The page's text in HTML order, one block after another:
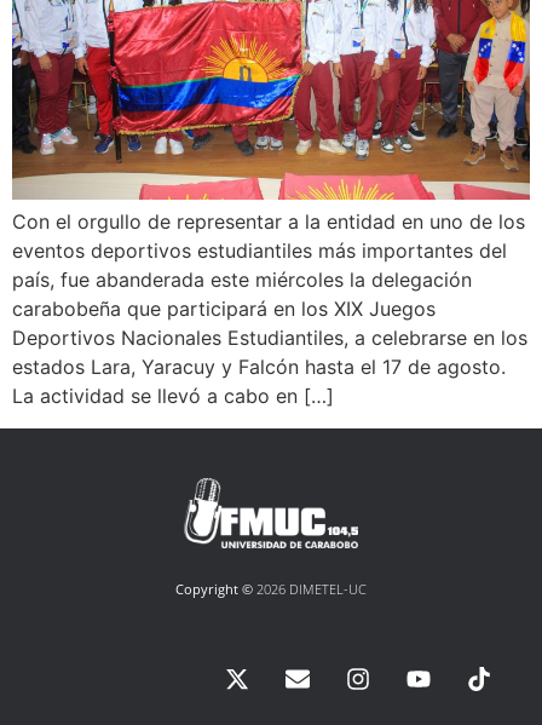
Con el orgullo de representar a la entidad en uno de los
eventos deportivos estudiantiles más importantes del
país, fue abanderada este miércoles la delegación
carabobeña que participará en los XIX Juegos
Deportivos Nacionales Estudiantiles, a celebrarse en los
estados Lara, Yaracuy y Falcón hasta el 17 de agosto.
La actividad se llevó a cabo en […]
Copyright © 2026 DIMETEL-UC